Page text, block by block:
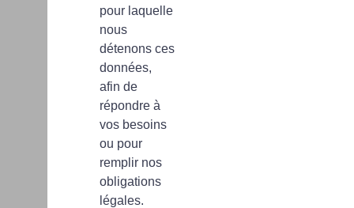
pour laquelle
nous
détenons ces
données,
afin de
répondre à
vos besoins
ou pour
remplir nos
obligations
légales.